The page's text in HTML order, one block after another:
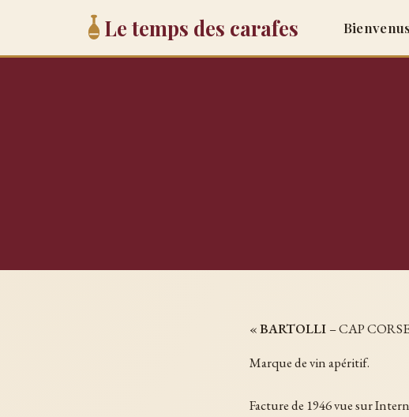
Le temps des carafes
«BARTOLLI – CAP
Marque de vin apéritif.
Facture de 1946 vue sur